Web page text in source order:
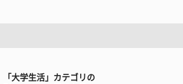
「大学生活」カテゴリの